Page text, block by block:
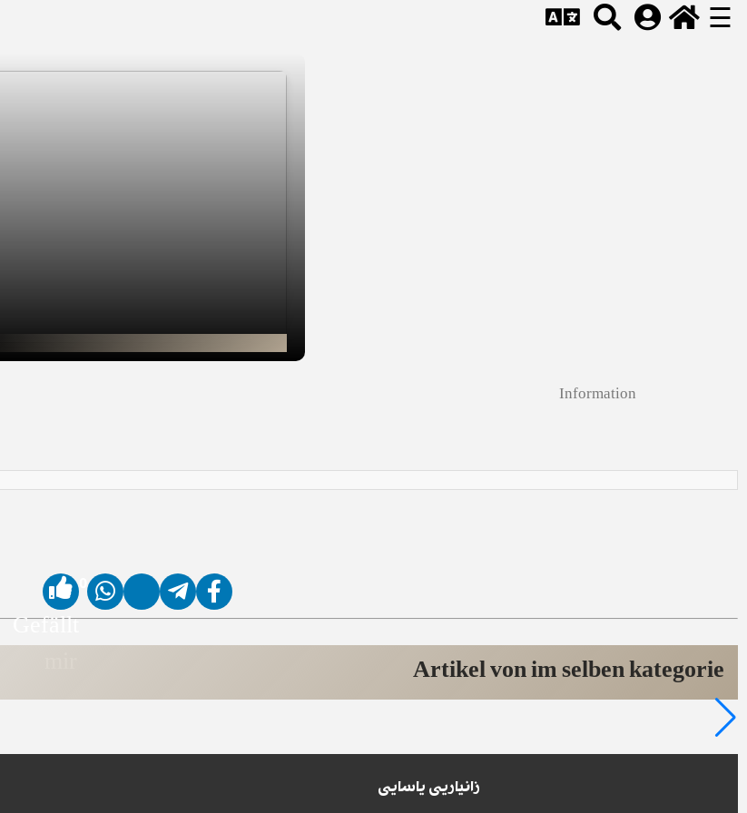
☰
Information
0
Gefällt
Artikel von im selben kategorie
زانیاریی یاسایی